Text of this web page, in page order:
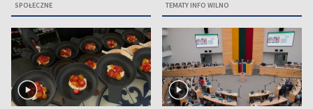
SPOŁECZNE TEMATY INFO WILNO